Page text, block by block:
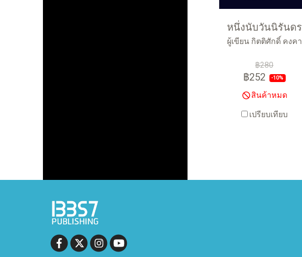
หนึ่งนับวันนิรันดร
ผู้เขียน กิตติศักดิ์ คงคา
฿280
฿252 -10%
สินค้าหมด
เปรียบเทียบ